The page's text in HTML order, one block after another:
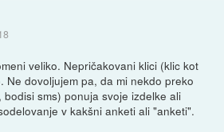
veliko. Nepričakovani klici (klic kot
Ne dovoljujem pa, da mi nekdo preko
sms) ponuja svoje izdelke ali
v kakšni anketi ali "anketi".